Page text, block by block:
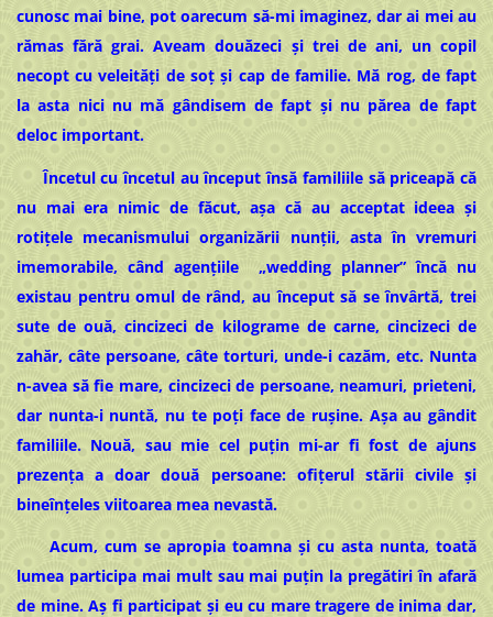
cunosc mai bine, pot oarecum să-mi imaginez, dar ai mei au
rămas fără grai. Aveam douăzeci și trei de ani, un copil
necopt cu veleități de soț și cap de familie. Mă rog, de fapt
la asta nici nu mă gândisem de fapt și nu părea de fapt
deloc important.
Încetul cu încetul au început însă familiile să priceapă că
nu mai era nimic de făcut, așa că au acceptat ideea și
rotițele mecanismului organizării nunții, asta în vremuri
imemorabile, când agențiile „wedding planner” încă nu
existau pentru omul de rând, au început să se învârtă, trei
sute de ouă, cincizeci de kilograme de carne, cincizeci de
zahăr, câte persoane, câte torturi, unde-i cazăm, etc. Nunta
n-avea să fie mare, cincizeci de persoane, neamuri, prieteni,
dar nunta-i nuntă, nu te poți face de rușine. Așa au gândit
familiile. Nouă, sau mie cel puțin mi-ar fi fost de ajuns
prezența a doar două persoane: ofițerul stării civile și
bineînțeles viitoarea mea nevastă.
Acum, cum se apropia toamna și cu asta nunta, toată
lumea participa mai mult sau mai puțin la pregătiri în afară
de mine. Aș fi participat și eu cu mare tragere de inima dar,